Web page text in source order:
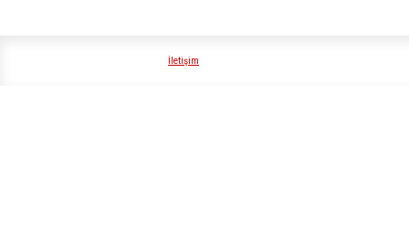
İletişim